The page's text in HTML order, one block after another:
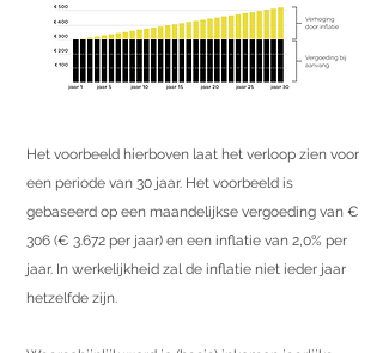
Het voorbeeld hierboven laat het verloop zien voor
een periode van 30 jaar. Het voorbeeld is
gebaseerd op een maandelijkse vergoeding van €
306 (€ 3.672 per jaar) en een inflatie van 2,0% per
jaar. In werkelijkheid zal de inflatie niet ieder jaar
hetzelfde zijn.